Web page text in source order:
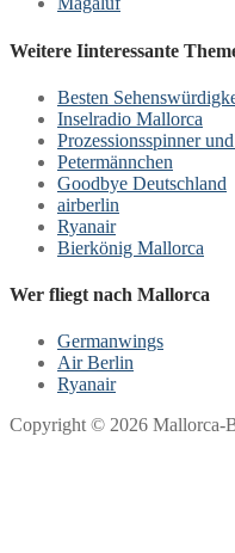
Weitere Iinteressante
Besten
Inselradio Mallorca
Prozessionsspinner
Petermännchen
Goodbye Deutschland
airberlin
Ryanair
Bierkönig Mallorca
Wer fliegt nach Mallorca
Germanwings
Air Berlin
Ryanair
Copyright © 2026 Mallorca-